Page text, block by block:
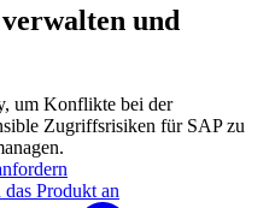
und
um Konflikte bei der
Zugriffsrisiken für SAP zu
das Produkt an